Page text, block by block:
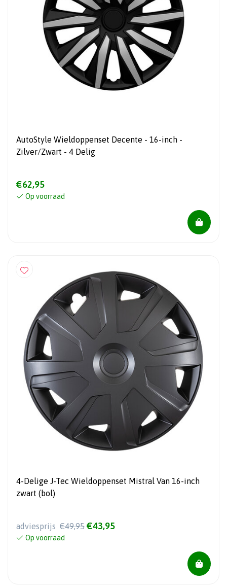
AutoStyle Wieldoppenset Decente - 16-inch -
Zilver/Zwart - 4 Delig
€62,95
Op voorraad
4-Delige J-Tec Wieldoppenset Mistral Van 16-inch
zwart (bol)
adviesprijs €49,95 €43,95
Op voorraad